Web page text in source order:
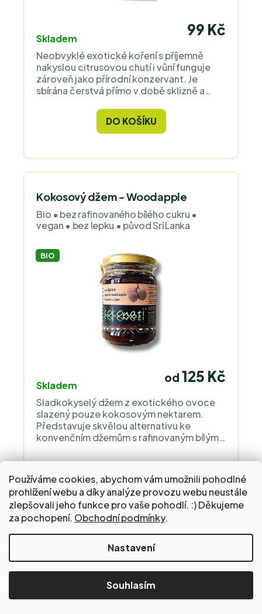
Používáme cookies, abychom vám umožnili pohodlné
prohlížení webu a díky analýze provozu webu neustále
zlepšovali jeho funkce pro vaše pohodlí. :) Děkujeme
za pochopení. Obchodní podmínky.
Nastavení
Souhlasím
Nakupte za 2 000 Kč a dopravu do Balíkovny zaplatíme
Skladem
99 Kč
Neobvyklé exotické koření s příjemně
nakyslou citrusovou chutí i vůní funguje
zároveň jako přírodní konzervant. Je
sbírána čerstvá přímo v době sklizně a
nesrovnatelná s kořením z běžného
DO KOŠÍKU
Kokosový džem - Woodapple
Bio • bez rafinovaného bílého cukru •
vegan • bez lepku • původ Srí Lanka
BIO
Skladem
od 125 Kč
Sladkokyselý džem z exotického ovoce
slazený pouze kokosovým nektarem.
Představuje skvělou alternativu ke
konvenčním džemům s rafinovaným bílým
sladkých pokrmů anebo jako asijskou
marinádu podobnou tamarindu - maso,
ryby, zelenina i tofu ho milují.
DETAIL
Mýdlo z panenského kokosového
ruční lokální výroba, kvalitní suroviny v bio
kvalitě - 85 g